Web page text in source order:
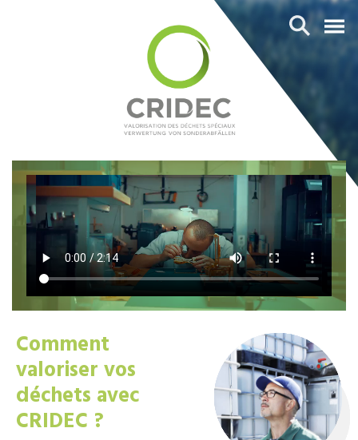
Comment
valoriser vos
déchets avec
CRIDEC ?